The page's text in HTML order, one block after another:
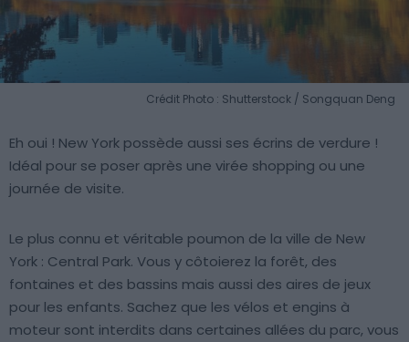
Crédit Photo : Shutterstock / Songquan Deng
Eh oui ! New York possède aussi ses écrins de verdure !
Idéal pour se poser après une virée shopping ou une
journée de visite.
Le plus connu et véritable poumon de la ville de New
York : Central Park. Vous y côtoierez la forêt, des
fontaines et des bassins mais aussi des aires de jeux
pour les enfants. Sachez que les vélos et engins à
moteur sont interdits dans certaines allées du parc, vous